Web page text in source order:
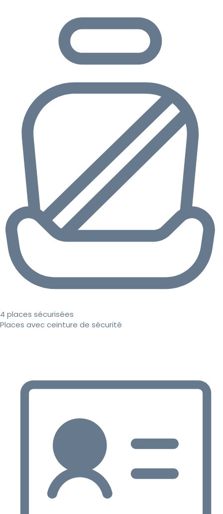
4 places sécurisées
Places avec ceinture de sécurité